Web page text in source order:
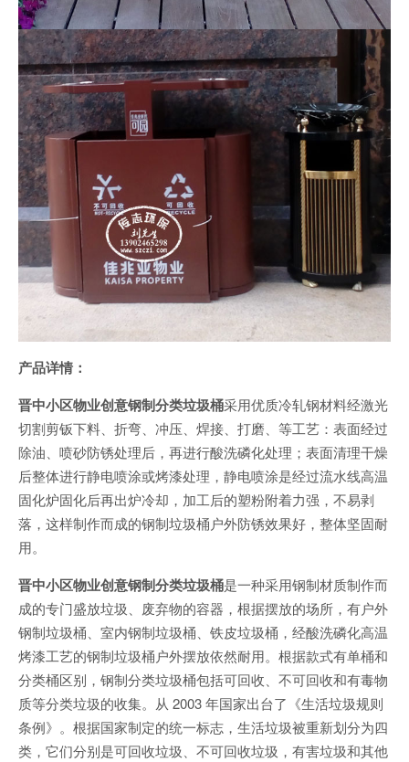
产品详情：
晋中小区物业创意钢制分类垃圾桶采用优质冷轧钢材料经激光
切割剪钣下料、折弯、冲压、焊接、打磨、等工艺：表面经过
除油、喷砂防锈处理后，再进行酸洗磷化处理；表面清理干燥
后整体进行静电喷涂或烤漆处理，静电喷涂是经过流水线高温
固化炉固化后再出炉冷却，加工后的塑粉附着力强，不易剥
落，这样制作而成的钢制垃圾桶户外防锈效果好，整体坚固耐
用。
晋中小区物业创意钢制分类垃圾桶是一种采用钢制材质制作而
成的专门盛放垃圾、废弃物的容器，根据摆放的场所，有户外
钢制垃圾桶、室内钢制垃圾桶、铁皮垃圾桶，经酸洗磷化高温
烤漆工艺的钢制垃圾桶户外摆放依然耐用。根据款式有单桶和
分类桶区别，钢制分类垃圾桶包括可回收、不可回收和有毒物
质等分类垃圾的收集。从 2003 年国家出台了《生活垃圾规则
条例》。根据国家制定的统一标志，生活垃圾被重新划分为四
类，它们分别是可回收垃圾、不可回收垃圾，有害垃圾和其他